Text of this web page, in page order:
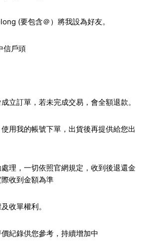
(要包含＠）將我設為好友。
信戶頭
立訂單，若未完成交易，會全額退款。
用我的帳號下單，出貨後再提供給您出
理，一切依照官網規定，收到後退還金
收到金額為準
收單權利。
紀錄供您參考，持續增加中